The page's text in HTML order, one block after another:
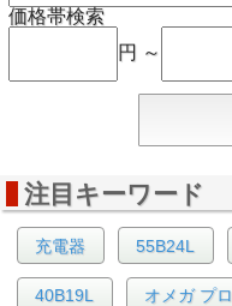
価格帯検索
円 ～
注目キーワード
充電器 55B24L
40B19L オメガ プロ